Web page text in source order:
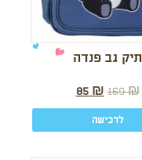
תיק גב פנדה
169₪
85 ₪
לרכישה